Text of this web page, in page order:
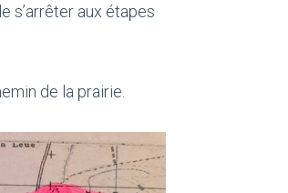
s’arrêter aux étapes
de la prairie.